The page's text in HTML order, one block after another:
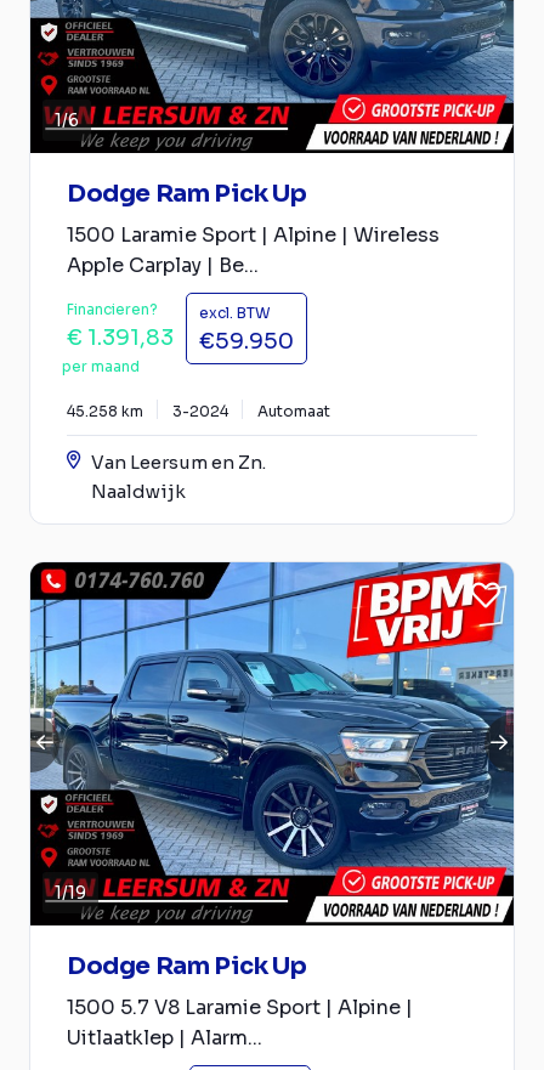
1/6
Dodge Ram Pick Up
1500 Laramie Sport | Alpine | Wireless
Apple Carplay | Be...
Financieren?
€ 1.391,83
per maand
excl. BTW
€59.950
45.258 km 3-2024 Automaat
Van Leersum en Zn.
Naaldwijk
1/19
Dodge Ram Pick Up
1500 5.7 V8 Laramie Sport | Alpine |
Uitlaatklep | Alarm...